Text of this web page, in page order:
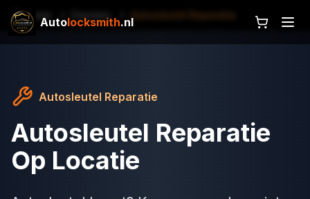
Autolocksmith.nl
Home Diensten
Autosleutel Reparatie
Autosleutel Reparatie
Op Locatie